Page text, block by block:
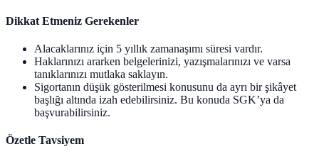
Dikkat Etmeniz Gerekenler
Alacaklarınız için 5 yıllık zamanaşımı süresi vardır.
Haklarınızı ararken belgelerinizi, yazışmalarınızı ve varsa
tanıklarınızı mutlaka saklayın.
Sigortanın düşük gösterilmesi konusunu da ayrı bir şikâyet
başlığı altında izah edebilirsiniz. Bu konuda SGK’ya da
başvurabilirsiniz.
Özetle Tavsiyem